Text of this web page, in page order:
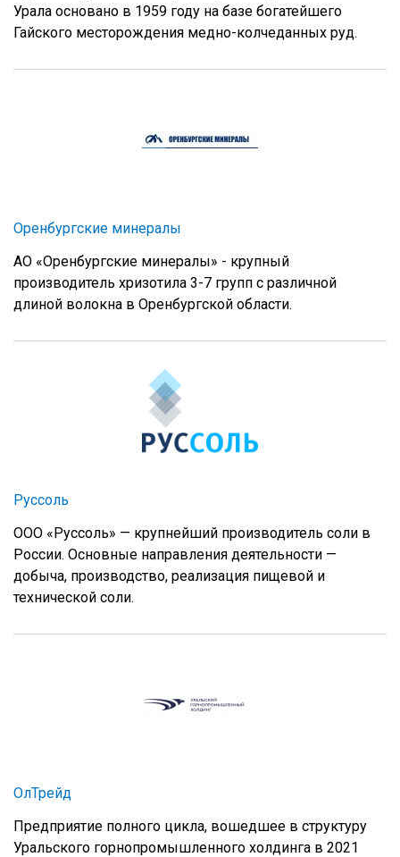
Урала основано в 1959 году на базе богатейшего
Гайского месторождения медно-колчеданных руд.
Оренбургские минералы
АО «Оренбургские минералы» - крупный
производитель хризотила 3-7 групп с различной
длиной волокна в Оренбургской области.
Руссоль
ООО «Руссоль» — крупнейший производитель соли в
России. Основные направления деятельности —
добыча, производство, реализация пищевой и
технической соли.
ОлТрейд
Предприятие полного цикла, вошедшее в структуру
Уральского горнопромышленного холдинга в 2021